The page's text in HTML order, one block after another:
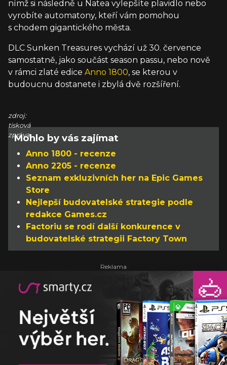
nímž si následně u Natea vylepšíte plavidlo nebo
vyrobíte automatony, kteří vám pomohou
s chodem gigantického města.
DLC Sunken Treasures vychází už 30. července
samostatně, jako součást season passu, nebo nově
v rámci zlaté edice Anno 1800, se kterou v
budoucnu dostanete i zbylá dvě rozšíření.
zdroj:
tisková
zpráva
Mohlo by vás zajímat
Anno 1800 - recenze
Anno 2205 - recenze
Seznam exkluzivních her na Epic Games
Store
Nejlepší budovatelské strategie podle
redakce Games.cz
Factoriu se rodí další konkurence v
budovatelské strategii Factory Town